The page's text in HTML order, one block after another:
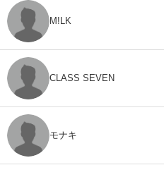
M!LK
CLASS SEVEN
モナキ